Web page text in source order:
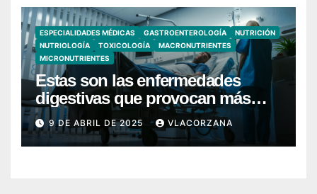
ESPECIALIDADES MÉDICAS GASTROENTEROLOGÍA
NUTRICIÓN
NUTRIOLOGÍA
TOXICOLOGÍA
MACRONUTRIENTES
MICRONUTRIENTES
Estas son las enfermedades
digestivas que provocan más
hospitalizaciones en España
9 DE ABRIL DE 2025 VLACORZANA